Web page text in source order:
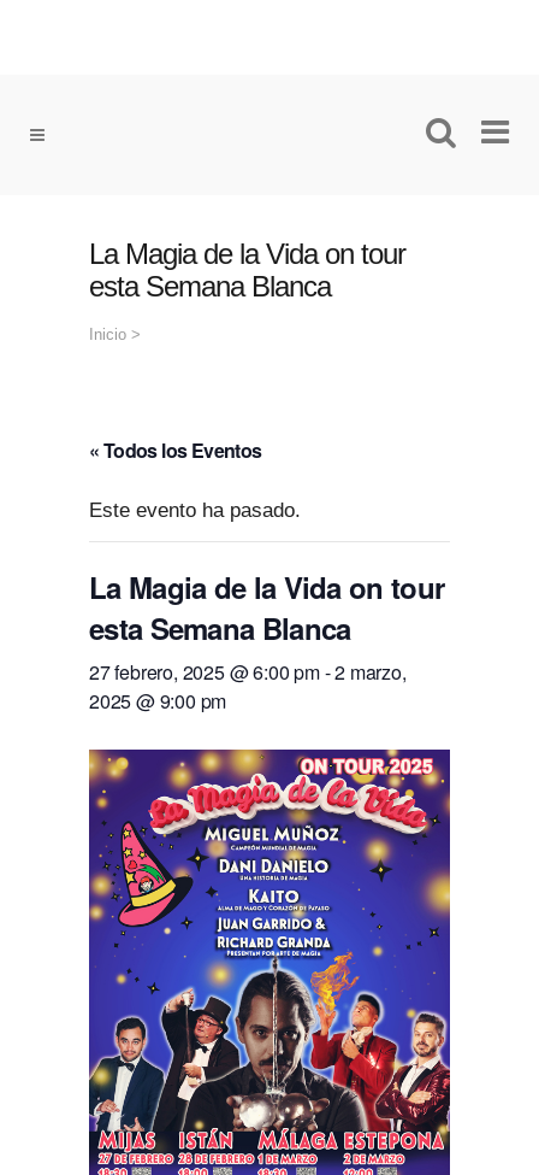
La Magia de la Vida on tour
esta Semana Blanca
Inicio >
« Todos los Eventos
Este evento ha pasado.
La Magia de la Vida on tour
esta Semana Blanca
27 febrero, 2025 @ 6:00 pm-2 marzo,
2025 @ 9:00 pm